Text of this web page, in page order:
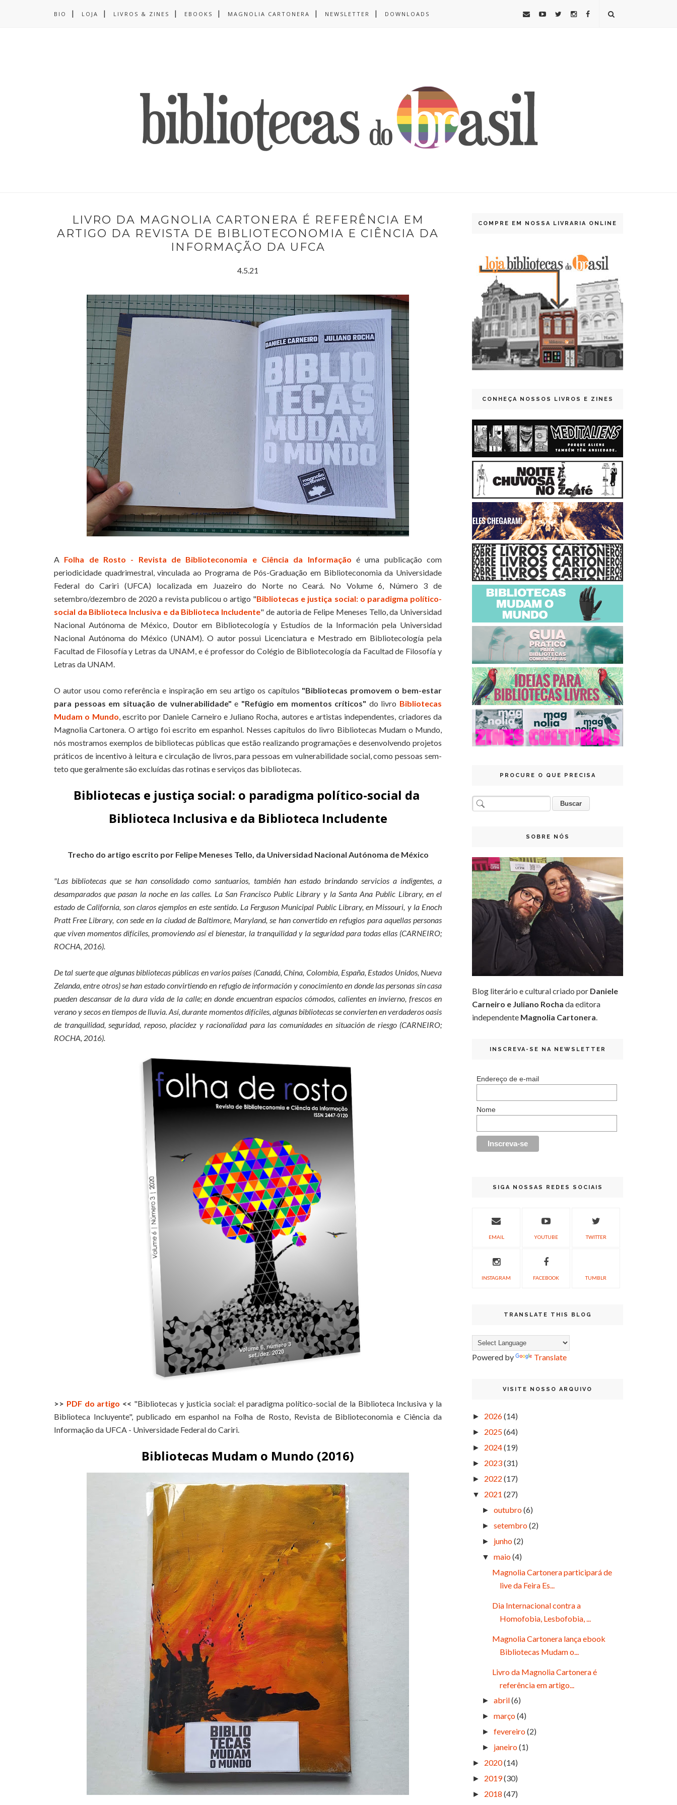
BIO LOJA LIVROS & ZINES EBOOKS MAGNOLIA CARTONERA NEWSLETTER DOWNLOADS
LIVRO DA MAGNOLIA CARTONERA É REFERÊNCIA EM
ARTIGO DA REVISTA DE BIBLIOTECONOMIA E CIÊNCIA DA
INFORMAÇÃO DA UFCA
4.5.21
A Folha de Rosto - Revista de Biblioteconomia e Ciência da Informação é uma publicação com
periodicidade quadrimestral, vinculada ao Programa de Pós-Graduação em Biblioteconomia da Universidade
Federal do Cariri (UFCA) localizada em Juazeiro do Norte no Ceará. No Volume 6, Número 3 de
setembro/dezembro de 2020 a revista publicou o artigo "Bibliotecas e justiça social: o paradigma político-
social da Biblioteca Inclusiva e da Biblioteca Includente" de autoria de Felipe Meneses Tello, da Universidad
Nacional Autónoma de México, Doutor em Bibliotecología y Estudíos de la Información pela Universidad
Nacional Autónoma do México (UNAM). O autor possui Licenciatura e Mestrado em Bibliotecología pela
Facultad de Filosofía y Letras da UNAM, e é professor do Colégio de Bibliotecología da Facultad de Filosofía y
Letras da UNAM.
O autor usou como referência e inspiração em seu artigo os capítulos "Bibliotecas promovem o bem-estar
para pessoas em situação de vulnerabilidade"e "Refúgio em momentos críticos" do livro Bibliotecas
Mudam o Mundo, escrito por Daniele Carneiro e Juliano Rocha, autores e artistas independentes, criadores da
Magnolia Cartonera. O artigo foi escrito em espanhol. Nesses capítulos do livro Bibliotecas Mudam o Mundo,
nós mostramos exemplos de bibliotecas públicas que estão realizando programações e desenvolvendo projetos
práticos de incentivo à leitura e circulação de livros, para pessoas em vulnerabilidade social, como pessoas sem-
teto que geralmente são excluídas das rotinas e serviços das bibliotecas.
Bibliotecas e justiça social: o paradigma político-social da
Biblioteca Inclusiva e da Biblioteca Includente
Trecho do artigo escrito por Felipe Meneses Tello, da Universidad Nacional Autónoma de México
"Las bibliotecas que se han consolidado como santuarios, también han estado brindando servicios a indigentes, a
desamparados que pasan la noche en las calles. La San Francisco Public Library y la Santa Ana Public Library, en el
estado de California, son claros ejemplos en este sentido. La Ferguson Municipal Public Library, en Missouri, y la Enoch
Pratt Free Library, con sede en la ciudad de Baltimore, Maryland, se han convertido en refugios para aquellas personas
que viven momentos difíciles, promoviendo así el bienestar, la tranquilidad y la seguridad para todas ellas (CARNEIRO;
ROCHA, 2016).
De tal suerte que algunas bibliotecas públicas en varios países (Canadá, China, Colombia, España, Estados Unidos, Nueva
Zelanda, entre otros) se han estado convirtiendo en refugio de información y conocimiento en donde las personas sin casa
pueden descansar de la dura vida de la calle; en donde encuentran espacios cómodos, calientes en invierno, frescos en
verano y secos en tiempos de lluvia. Así, durante momentos difíciles, algunas bibliotecas se convierten en verdaderos oasis
de tranquilidad, seguridad, reposo, placidez y racionalidad para las comunidades en situación de riesgo (CARNEIRO;
ROCHA, 2016).
>> PDF do artigo << "Bibliotecas y justicia social: el paradigma político-social de la Biblioteca Inclusiva y la
Biblioteca Incluyente", publicado em espanhol na Folha de Rosto, Revista de Biblioteconomia e Ciência da
Informação da UFCA - Universidade Federal do Cariri.
Bibliotecas Mudam o Mundo (2016)
COMPRE EM NOSSA LIVRARIA ONLINE
CONHEÇA NOSSOS LIVROS E ZINES
PROCURE O QUE PRECISA
SOBRE NÓS
Blog literário e cultural criado por Daniele
Carneiro e Juliano Rocha da editora
independente Magnolia Cartonera.
INSCREVA-SE NA NEWSLETTER
Endereço de e-mail
Nome
SIGA NOSSAS REDES SOCIAIS
EMAIL YOUTUBE TWITTER
INSTAGRAM FACEBOOK TUMBLR
TRANSLATE THIS BLOG
Powered by Translate
VISITE NOSSO ARQUIVO
► 2026(14)
► 2025(64)
► 2024(19)
► 2023(31)
► 2022 (17)
▼ 2021 (27)
►outubro(6)
►setembro(2)
► junho(2)
▼ maio(4)
Magnolia Cartonera participará de
live da Feira Es...
Dia Internacional contra a
Homofobia, Lesbofobia, ...
Magnolia Cartonera lança ebook
Bibliotecas Mudam o...
Livro da Magnolia Cartonera é
referência em artigo...
►abril(6)
►março(4)
►fevereiro(2)
► janeiro(1)
► 2020(14)
► 2019(30)
► 2018 (47)